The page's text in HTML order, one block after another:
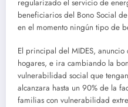
regularizado el servicio de
beneficiarios del Bono Social
en el momento ningún tipo de
El principal del MIDES,
hogares, e ira cambiando la
vulnerabilidad social que
alcanzara hasta un 90% de la
familias con vulnerabilidad